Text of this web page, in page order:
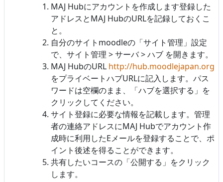
MAJ Hubにアカウントを作成します登録した
アドレスとMAJ HubのURLを記録しておくこ
と。
自分のサイトmoodleの「サイト管理」設定
で、サイト管理 > サーバ > ハブ を開きます。
MAJ HubのURL http://hub.moodlejapan.org
をプライベートハブURLに記入します。パス
ワードは空欄のまま、「ハブを選択する」を
クリックしてください。
サイト登録に必要な情報を記載します。管理
者の連絡アドレスにMAJ Hubでアカウント作
成時に利用したEメールを登録することで、ポ
イント後述を得ることができます。
共有したいコースの「公開する」をクリック
します。